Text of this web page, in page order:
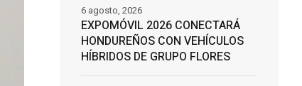
EXPOMÓVIL 2026 CONECTARÁ
HONDUREÑOS CON VEHÍCULOS
HÍBRIDOS DE GRUPO FLORES
6 agosto, 2026